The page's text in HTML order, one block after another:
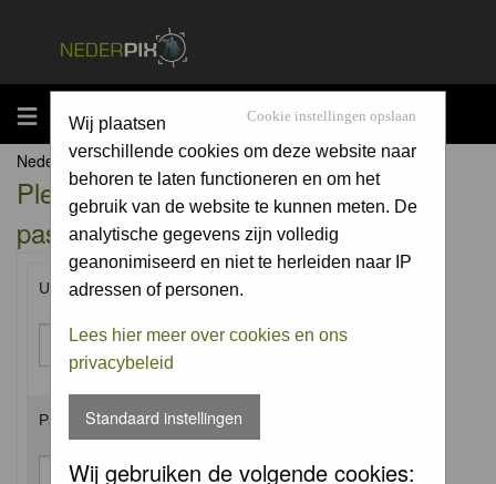
MENU Cookie instellingen opslaan
Wij plaatsen
verschillende cookies om deze website naar
behoren te laten functioneren en om het
gebruik van de website te kunnen meten. De
analytische gegevens zijn volledig
geanonimiseerd en niet te herleiden naar IP
adressen of personen.
Lees hier meer over cookies en ons
privacybeleid
Standaard instellingen
Wij gebruiken de volgende cookies:
Nederpix.nl Forum Index
Please enter your username and
password to log in.
Username:
Password: